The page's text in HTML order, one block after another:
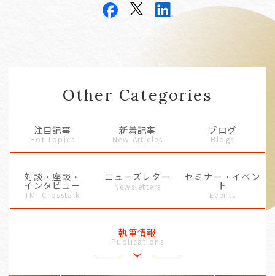
Other Categories
注目記事
Hot Topics
新着記事
New Articles
ブログ
Blogs
対談・座談・
インタビュー
TMI Crosstalk
ニューズレター
Newsletters
セミナー・イベン
ト
Events
執筆情報
Publications